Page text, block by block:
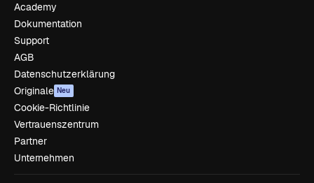
Academy
Dokumentation
Support
AGB
Datenschutzerklärung
Originale Neu
Cookie-Richtlinie
Vertrauenszentrum
Partner
Unternehmen